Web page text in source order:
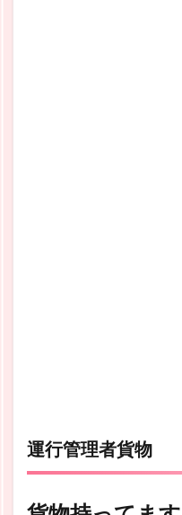
運行管理者貨物